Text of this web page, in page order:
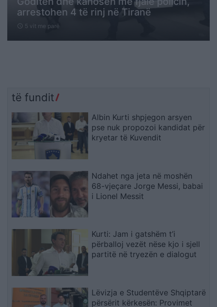
arrestohen 4 të rinj në Tiranë
schedule 5 vit me parë
të fundit
Albin Kurti shpjegon arsyen
pse nuk propozoi kandidat për
kryetar të Kuvendit
Ndahet nga jeta në moshën
68-vjeçare Jorge Messi, babai
i Lionel Messit
Kurti: Jam i gatshëm t’i
përballoj vezët nëse kjo i sjell
partitë në tryezën e dialogut
Lëvizja e Studentëve Shqiptarë
përsërit kërkesën: Provimet